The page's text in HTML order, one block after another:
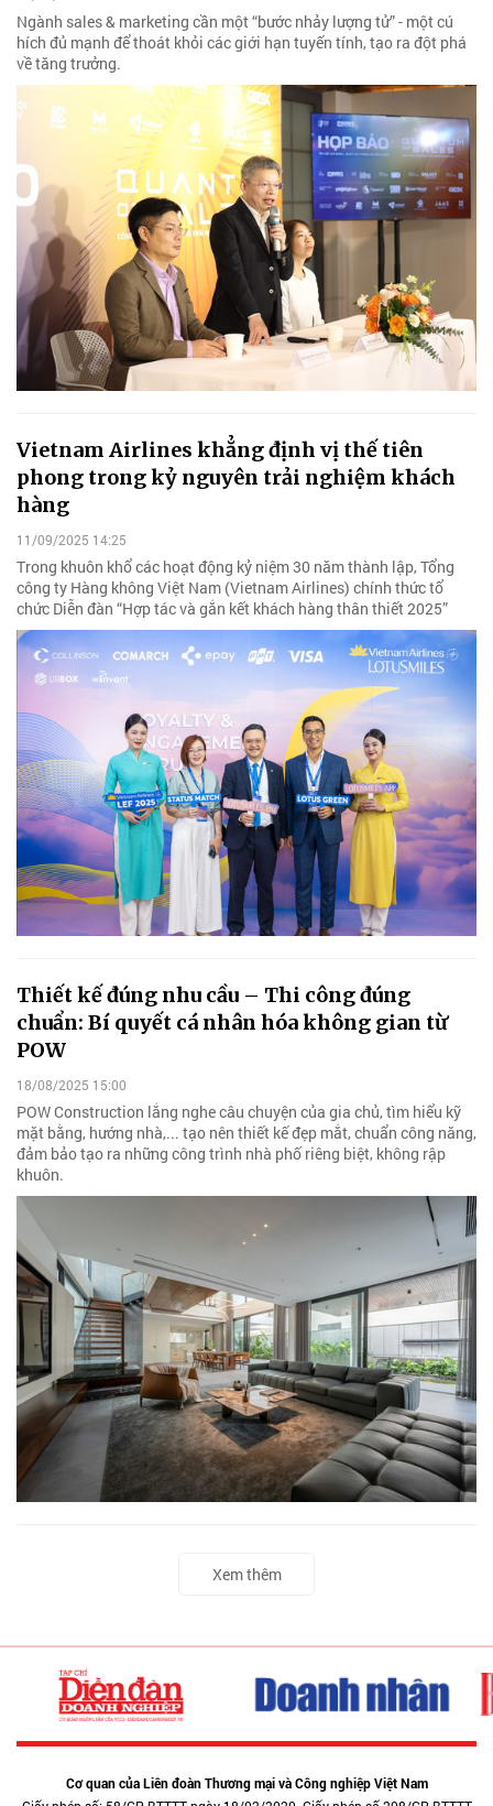
Ngành sales & marketing cần một “bước nhảy lượng tử” - một cú
hích đủ mạnh để thoát khỏi các giới hạn tuyến tính, tạo ra đột phá
về tăng trưởng.
Vietnam Airlines khẳng định vị thế tiên
phong trong kỷ nguyên trải nghiệm khách
hàng
11/09/2025 14:25
Trong khuôn khổ các hoạt động kỷ niệm 30 năm thành lập, Tổng
công ty Hàng không Việt Nam (Vietnam Airlines) chính thức tổ
chức Diễn đàn “Hợp tác và gắn kết khách hàng thân thiết 2025”
Thiết kế đúng nhu cầu – Thi công đúng
chuẩn: Bí quyết cá nhân hóa không gian từ
POW
18/08/2025 15:00
POW Construction lắng nghe câu chuyện của gia chủ, tìm hiểu kỹ
mặt bằng, hướng nhà,... tạo nên thiết kế đẹp mắt, chuẩn công năng,
đảm bảo tạo ra những công trình nhà phố riêng biệt, không rập
khuôn.
Xem thêm
Cơ quan của Liên đoàn Thương mại và Công nghiệp Việt Nam